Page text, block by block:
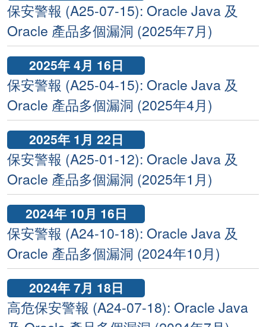
保安警報 (A25-07-15): Oracle Java 及
Oracle 產品多個漏洞 (2025年7月)
2025年 4月 16日
保安警報 (A25-04-15): Oracle Java 及
Oracle 產品多個漏洞 (2025年4月)
2025年 1月 22日
保安警報 (A25-01-12): Oracle Java 及
Oracle 產品多個漏洞 (2025年1月)
2024年 10月 16日
保安警報 (A24-10-18): Oracle Java 及
Oracle 產品多個漏洞 (2024年10月)
2024年 7月 18日
高危保安警報 (A24-07-18): Oracle Java